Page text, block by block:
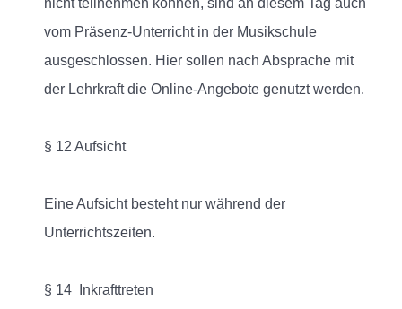
vom Präsenz-Unterricht in der Musikschule
ausgeschlossen. Hier sollen nach Absprache mit
der Lehrkraft die Online-Angebote genutzt werden.
§ 12 Aufsicht
Eine Aufsicht besteht nur während der
Unterrichtszeiten.
§ 14 Inkrafttreten